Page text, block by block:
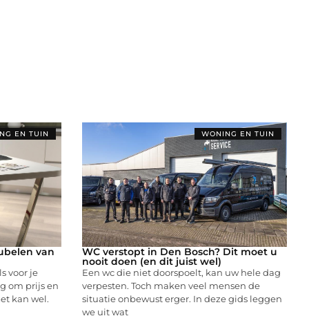
EN TUIN
van
voor je
om prijs en
kan wel.
WONING EN TUIN
WC verstopt in Den Bosch? Dit moet u
nooit doen (en dit juist wel)
Een wc die niet doorspoelt, kan uw hele dag
verpesten. Toch maken veel mensen de
situatie onbewust erger. In deze gids leggen
we uit wat